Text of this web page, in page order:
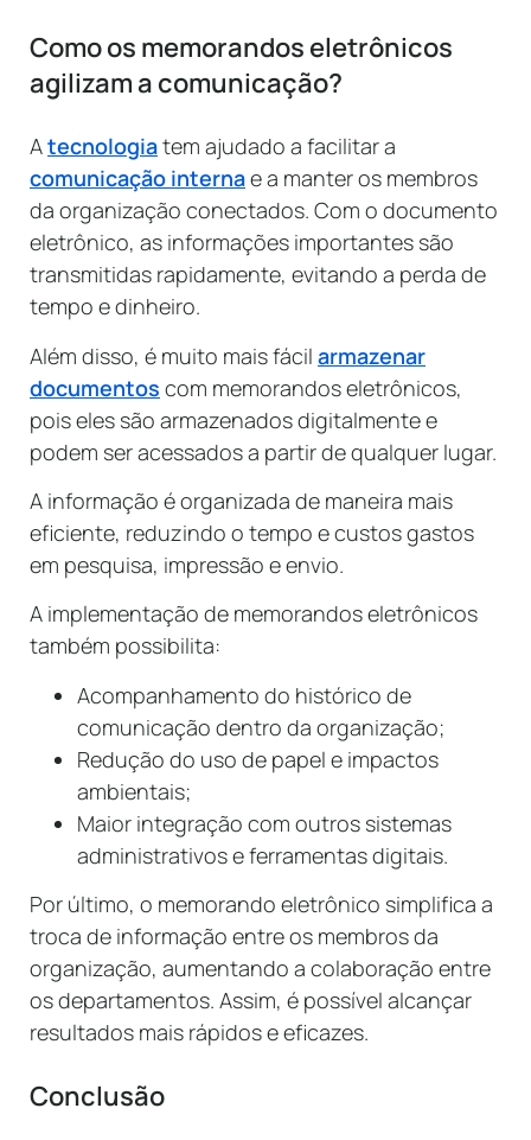
Como os memorandos eletrônicos
agilizam a comunicação?
Atecnologiatem ajudado a facilitar a
comunicação internae a manter os membros
da organização conectados. Com o documento
eletrônico, as informações importantes são
transmitidas rapidamente, evitando a perda de
tempo e dinheiro.
Além disso, é muito mais fácil armazenar
documentos com memorandos eletrônicos,
pois eles são armazenados digitalmente e
podem ser acessados a partir de qualquer lugar.
A informação é organizada de maneira mais
eficiente, reduzindo o tempo e custos gastos
em pesquisa, impressão e envio.
A implementação de memorandos eletrônicos
também possibilita:
Acompanhamento do histórico de
comunicação dentro da organização;
Redução do uso de papel e impactos
ambientais;
Maior integração com outros sistemas
administrativos e ferramentas digitais.
Por último, o memorando eletrônico simplifica a
troca de informação entre os membros da
organização, aumentando a colaboração entre
os departamentos. Assim, é possível alcançar
resultados mais rápidos e eficazes.
Conclusão